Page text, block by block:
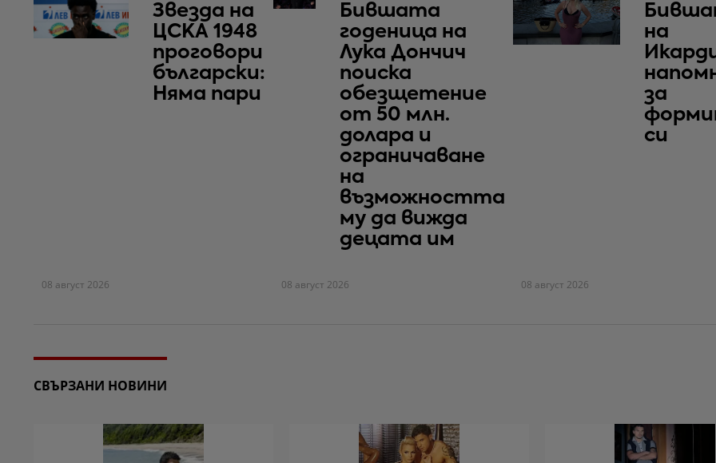
Звезда на
ЦСКА 1948
проговори
български:
Няма пари
08 август 2026
Бившата
годеница на
Лука Дончич
поиска
обезщетение
от 50 млн.
долара и
ограничаване
на
възможността
му да вижда
децата им
08 август 2026
на
за
си
08 август 2026
СВЪРЗАНИ НОВИНИ